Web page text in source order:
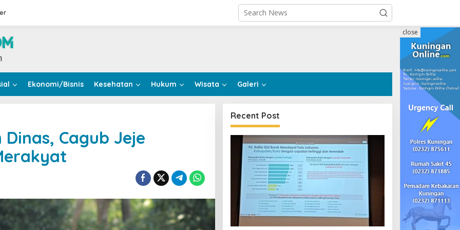
Ekonomi/Bisnis Kesehatan Hukum Wisata Galeri
close
Cagub Jeje
Recent Post